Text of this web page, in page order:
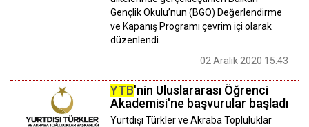
Gençlik Okulu’nun (BGO) Değerlendirme
ve Kapanış Programı çevrim içi olarak
düzenlendi.
02 Aralık 2020 15:43
YTB'nin Uluslararası Öğrenci
Akademisi'ne başvurular başladı
Yurtdışı Türkler ve Akraba Topluluklar